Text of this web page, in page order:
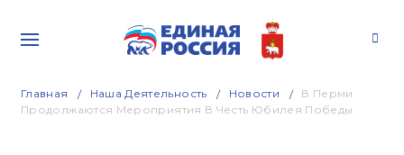
Главная Наша Деятельность Новости
В Перми
Продолжаются Мероприятия В Честь Юбилея Победы